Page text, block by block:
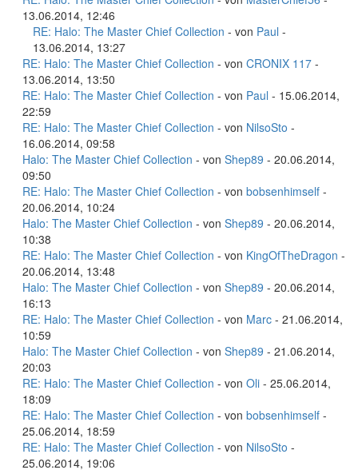
13.06.2014, 12:46
RE: Halo: The Master Chief Collection - von Paul -
13.06.2014, 13:27
RE: Halo: The Master Chief Collection - von CRONIX 117 -
13.06.2014, 13:50
RE: Halo: The Master Chief Collection - von Paul - 15.06.2014,
22:59
RE: Halo: The Master Chief Collection - von NilsoSto -
16.06.2014, 09:58
Halo: The Master Chief Collection - von Shep89 - 20.06.2014,
09:50
RE: Halo: The Master Chief Collection - von bobsenhimself -
20.06.2014, 10:24
Halo: The Master Chief Collection - von Shep89 - 20.06.2014,
10:38
RE: Halo: The Master Chief Collection - von KingOfTheDragon -
20.06.2014, 13:48
Halo: The Master Chief Collection - von Shep89 - 20.06.2014,
16:13
RE: Halo: The Master Chief Collection - von Marc - 21.06.2014,
10:59
Halo: The Master Chief Collection - von Shep89 - 21.06.2014,
20:03
RE: Halo: The Master Chief Collection - von Oli - 25.06.2014,
18:09
RE: Halo: The Master Chief Collection - von bobsenhimself -
25.06.2014, 18:59
RE: Halo: The Master Chief Collection - von NilsoSto -
25.06.2014, 19:06